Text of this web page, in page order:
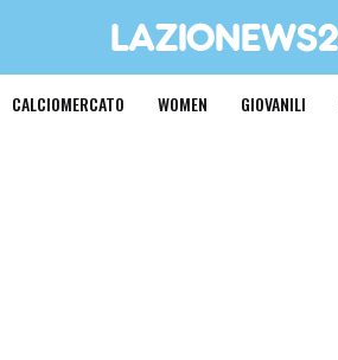
CALCIOMERCATO WOMEN GIOVANILI